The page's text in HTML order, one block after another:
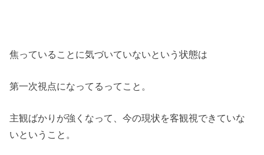
焦っていることに気づいていないという状態は
第一次視点になってるってこと。
主観ばかりが強くなって、今の現状を客観視できていな
いということ。